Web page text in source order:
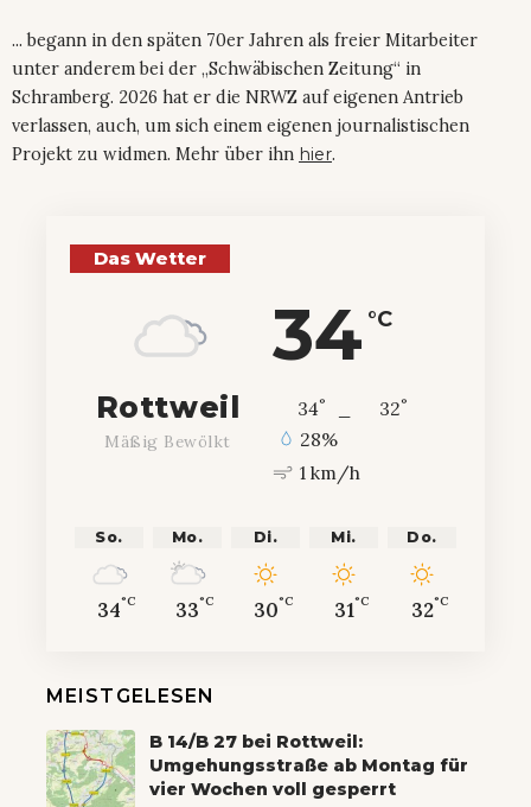
... begann in den späten 70er Jahren als freier Mitarbeiter
unter anderem bei der „Schwäbischen Zeitung“ in
Schramberg. 2026 hat er die NRWZ auf eigenen Antrieb
verlassen, auch, um sich einem eigenen journalistischen
Projekt zu widmen. Mehr über ihn hier.
Das Wetter
34 °C
Rottweil
Mäßig Bewölkt
34° 32°
28%
1 km/h
So.
34°C
Mo.
33°C
Di.
30°C
Mi.
31°C
Do.
32°C
MEISTGELESEN
B 14/B 27 bei Rottweil:
Umgehungsstraße ab Montag für
vier Wochen voll gesperrt